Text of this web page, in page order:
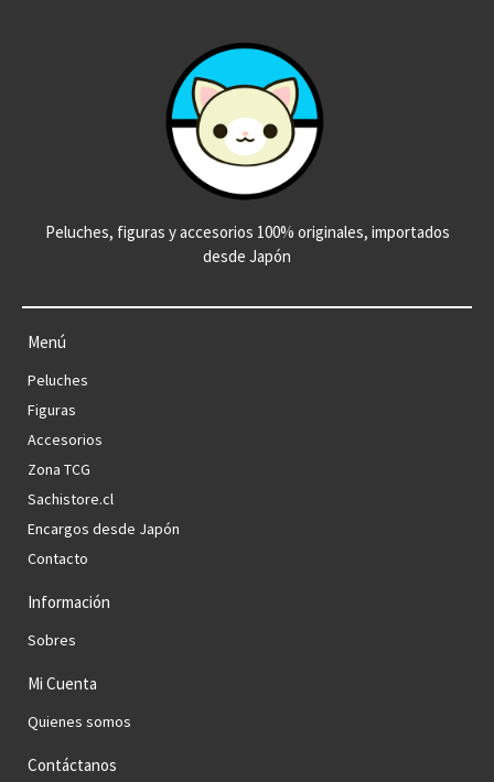
Peluches, figuras y accesorios 100% originales, importados
desde Japón
Menú
Peluches
Figuras
Accesorios
Zona TCG
Sachistore.cl
Encargos desde Japón
Contacto
Información
Sobres
Mi Cuenta
Quienes somos
Contáctanos